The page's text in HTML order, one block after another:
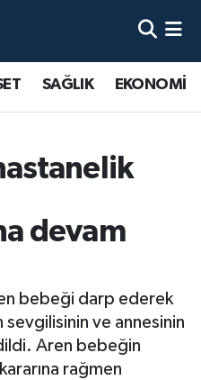
SAĞLIK EKONOMİ
devam
bebeği darp ederek
sevgilisinin ve annesinin
Aren bebeğin
rağmen
Haritası
ve Fikstür